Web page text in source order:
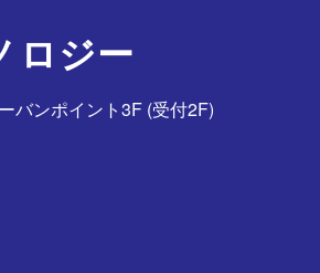
ロジー
バンポイント3F (受付2F)